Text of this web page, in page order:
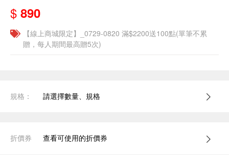
$ 890
【線上商城限定】_0729-0820 滿$2200送100點(單筆不累
贈，每人期間最高贈5次)
規格： 請選擇數量、規格
折價券 查看可使用的折價券